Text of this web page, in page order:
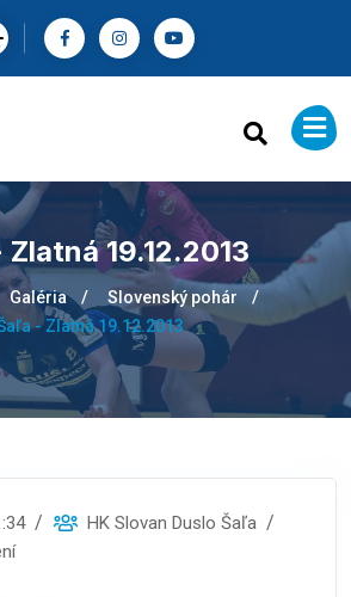
19.12.2013
Galéria
Slovenský pohár
- Zlatná 19.12.2013
HK Slovan Duslo Šaľa